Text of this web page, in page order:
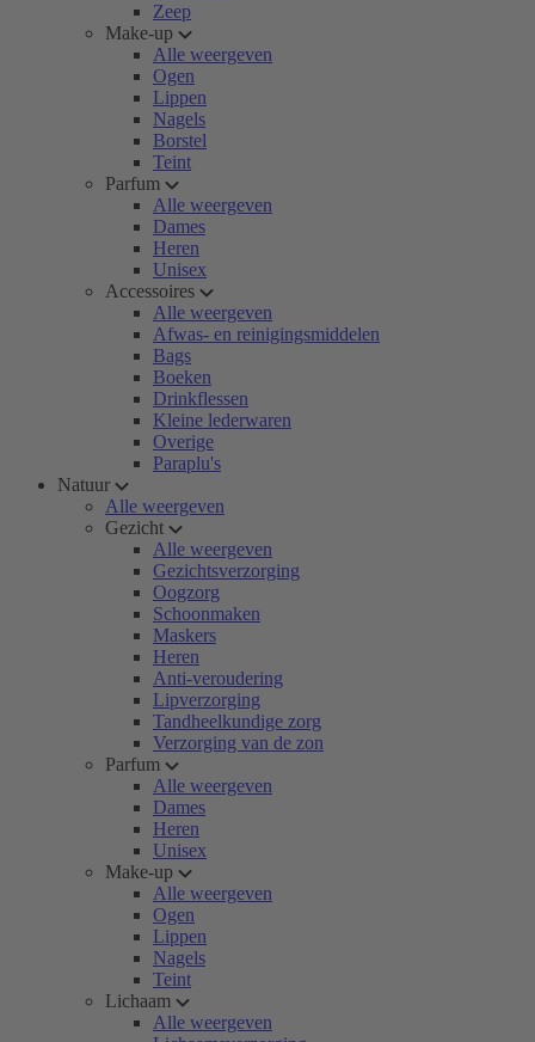
Zeep
Make-up
Alle weergeven
Ogen
Lippen
Nagels
Borstel
Teint
Parfum
Alle weergeven
Dames
Heren
Unisex
Accessoires
Alle weergeven
Afwas- en reinigingsmiddelen
Bags
Boeken
Drinkflessen
Kleine lederwaren
Overige
Paraplu's
Natuur
Alle weergeven
Gezicht
Alle weergeven
Gezichtsverzorging
Oogzorg
Schoonmaken
Maskers
Heren
Anti-veroudering
Lipverzorging
Tandheelkundige zorg
Verzorging van de zon
Parfum
Alle weergeven
Dames
Heren
Unisex
Make-up
Alle weergeven
Ogen
Lippen
Nagels
Teint
Lichaam
Alle weergeven